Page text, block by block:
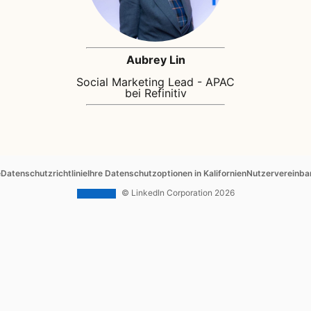
Aubrey Lin
Social Marketing Lead - APAC
bei Refinitiv
opens in a new tab
Datenschutzrichtlinieopens in a new tab
Ihre Datenschutzoptionen in Kalifornienopens in a new
© LinkedIn Corporation 2026